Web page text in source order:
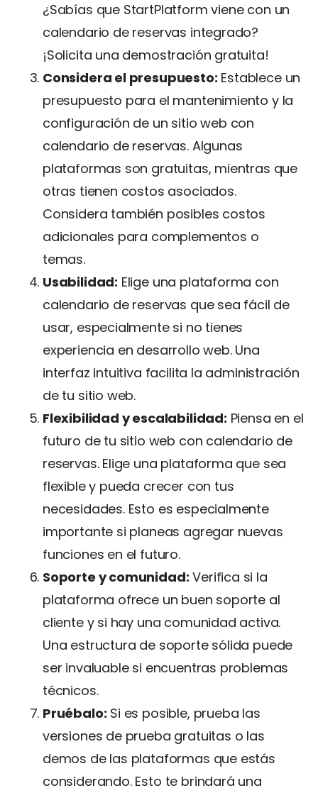
¿Sabías que StartPlatform viene con un
calendario de reservas integrado?
¡Solicita una demostración gratuita!
Considera el presupuesto: Establece un
presupuesto para el mantenimiento y la
configuración de un sitio web con
calendario de reservas. Algunas
plataformas son gratuitas, mientras que
otras tienen costos asociados.
Considera también posibles costos
adicionales para complementos o
temas.
Usabilidad: Elige una plataforma con
calendario de reservas que sea fácil de
usar, especialmente si no tienes
experiencia en desarrollo web. Una
interfaz intuitiva facilita la administración
de tu sitio web.
Flexibilidad y escalabilidad: Piensa en el
futuro de tu sitio web con calendario de
reservas. Elige una plataforma que sea
flexible y pueda crecer con tus
necesidades. Esto es especialmente
importante si planeas agregar nuevas
funciones en el futuro.
Soporte y comunidad: Verifica si la
plataforma ofrece un buen soporte al
cliente y si hay una comunidad activa.
Una estructura de soporte sólida puede
ser invaluable si encuentras problemas
técnicos.
Pruébalo: Si es posible, prueba las
versiones de prueba gratuitas o las
demos de las plataformas que estás
considerando. Esto te brindará una